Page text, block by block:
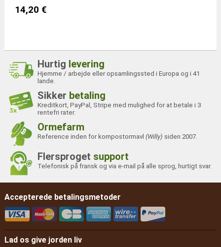
14,20 €
Hurtig levering
Hjemme / arbejde eller opsamlingssted i Europa og i 41
lande.
Sikker betaling
Kreditkort, PayPal, Stripe med mulighed for at betale i 3
rentefri rater.
Ormefarm
Reference inden for kompostormavl(Willy) siden 2007.
Flersproget support
Telefonisk på fransk og via e-mail på alle sprog, hurtigt svar.
Accepterede betalingsmetoder
Lad os give jorden liv